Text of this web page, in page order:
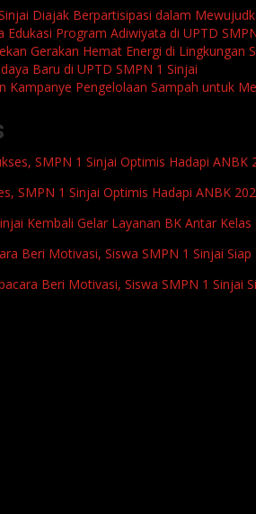
Diajak Berpartisipasi dalam
Edukasi Program Adiwiyata di UPTD
Gerakan Hemat Energi di Lingkungan
Baru di UPTD SMPN 1 Sinjai
Kampanye Pengelolaan Sampah untuk
SMPN 1 Sinjai Optimis Hadapi ANBK
SMPN 1 Sinjai Optimis Hadapi ANBK
Kembali Gelar Layanan BK Antar
Beri Motivasi, Siswa SMPN 1 Sinjai
Beri Motivasi, Siswa SMPN 1 Sinjai